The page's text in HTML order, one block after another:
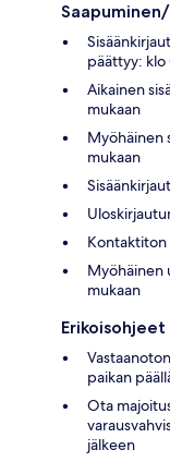
päättyy: klo
Aikainen
mukaan
Myöhäinen
mukaan
Kontaktiton
Myöhäinen
mukaan
paikan
Ota
jälkeen